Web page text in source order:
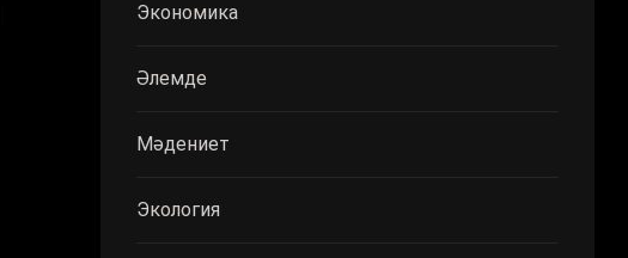
Экономика
Әлемде
Мәдениет
Экология